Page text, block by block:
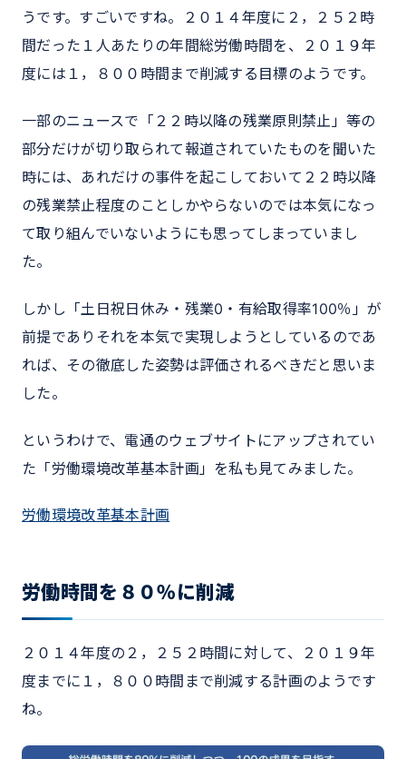
うです。すごいですね。２０１４年度に２，２５２時
間だった１人あたりの年間総労働時間を、２０１９年
度には１，８００時間まで削減する目標のようです。
一部のニュースで「２２時以降の残業原則禁止」等の
部分だけが切り取られて報道されていたものを聞いた
時には、あれだけの事件を起こしておいて２２時以降
の残業禁止程度のことしかやらないのでは本気になっ
て取り組んでいないようにも思ってしまっていまし
た。
しかし「土日祝日休み・残業0・有給取得率100％」が
前提でありそれを本気で実現しようとしているのであ
れば、その徹底した姿勢は評価されるべきだと思いま
した。
というわけで、電通のウェブサイトにアップされてい
た「労働環境改革基本計画」を私も見てみました。
労働環境改革基本計画
労働時間を８０％に削減
２０１４年度の２，２５２時間に対して、２０１９年
度までに１，８００時間まで削減する計画のようです
ね。